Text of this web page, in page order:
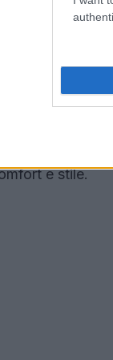
scelta del look.
un tailleur,
gambe
e stile.